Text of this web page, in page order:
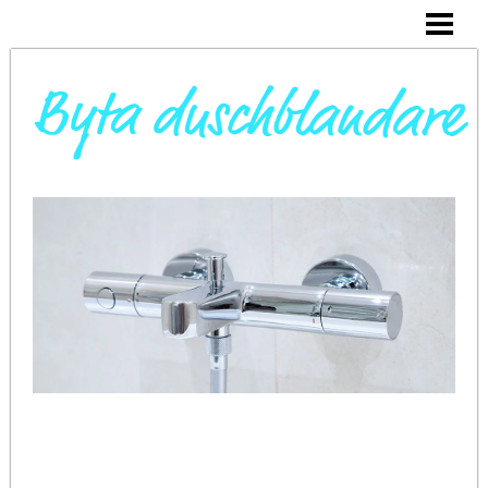
BYTA VARMVATTENBEREDARE
BYTA BLANDARE I HANDFAT